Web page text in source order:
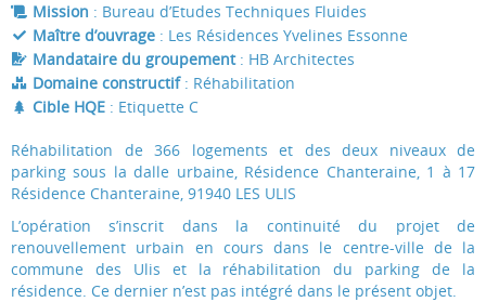
Mission : Bureau d’Etudes Techniques Fluides
Maître d’ouvrage : Les Résidences Yvelines Essonne
Mandataire du groupement : HB Architectes
Domaine constructif : Réhabilitation
Cible HQE : Etiquette C
Réhabilitation de 366 logements et des deux niveaux de
parking sous la dalle urbaine, Résidence Chanteraine, 1 à 17
Résidence Chanteraine, 91940 LES ULIS
L’opération s’inscrit dans la continuité du projet de
renouvellement urbain en cours dans le centre-ville de la
commune des Ulis et la réhabilitation du parking de la
résidence. Ce dernier n’est pas intégré dans le présent objet.